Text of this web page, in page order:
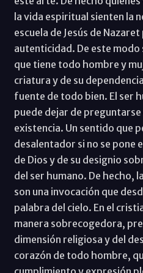
la vida espiritual sienten la
escuela de Jesús de
autenticidad. De este modo
que tiene todo hombre y
criatura y de su
fuente de todo bien. El ser
puede dejar de preguntarse
existencia. Un sentido que
desalentador si no se pone
de Dios y de su designio
del ser humano. De hecho,
son una invocación que
palabra del cielo. En el
manera sobrecogedora,
dimensión religiosa y del
corazón de todo hombre,